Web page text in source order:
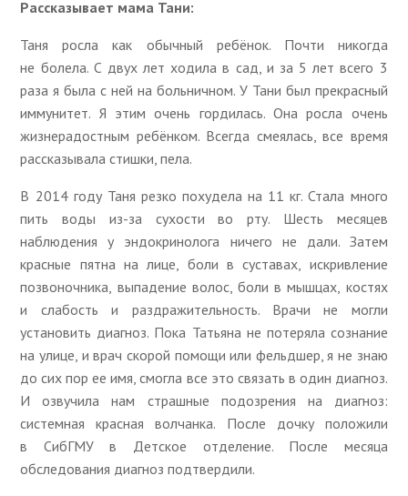
Рассказывает мама Тани:
Таня росла как обычный ребёнок. Почти никогда
не болела. С двух лет ходила в сад, и за 5 лет всего 3
раза я была с ней на больничном. У Тани был прекрасный
иммунитет. Я этим очень гордилась. Она росла очень
жизнерадостным ребёнком. Всегда смеялась, все время
рассказывала стишки, пела.
В 2014 году Таня резко похудела на 11 кг. Стала много
пить воды из-засухости во рту. Шесть месяцев
наблюдения у эндокринолога ничего не дали. Затем
красные пятна на лице, боли в суставах, искривление
позвоночника, выпадение волос, боли в мышцах, костях
и слабость и раздражительность. Врачи не могли
установить диагноз. Пока Татьяна не потеряла сознание
на улице, и врач скорой помощи или фельдшер, я не знаю
до сих пор ее имя, смогла все это связать в один диагноз.
И озвучила нам страшные подозрения на диагноз:
системная красная волчанка. После дочку положили
в СибГМУ в Детское отделение. После месяца
обследования диагноз подтвердили.